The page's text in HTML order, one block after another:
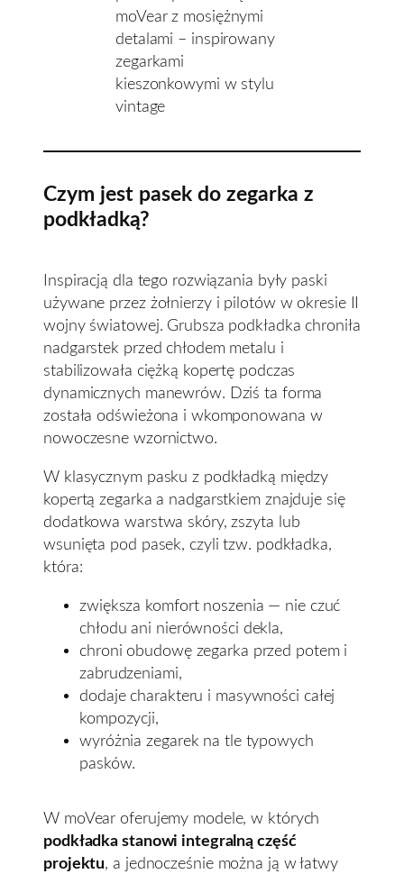
Czym jest pasek do zegarka z
podkładką?
Inspiracją dla tego rozwiązania były paski
używane przez żołnierzy i pilotów w okresie II
wojny światowej. Grubsza podkładka chroniła
nadgarstek przed chłodem metalu i
stabilizowała ciężką kopertę podczas
dynamicznych manewrów. Dziś ta forma
została odświeżona i wkomponowana w
nowoczesne wzornictwo.
W klasycznym pasku z podkładką między
kopertą zegarka a nadgarstkiem znajduje się
dodatkowa warstwa skóry, zszyta lub
wsunięta pod pasek, czyli tzw. podkładka,
która:
zwiększa komfort noszenia — nie czuć
chłodu ani nierówności dekla,
chroni obudowę zegarka przed potem i
zabrudzeniami,
dodaje charakteru i masywności całej
kompozycji,
wyróżnia zegarek na tle typowych
pasków.
W moVear oferujemy modele, w których
podkładka stanowi integralną część
projektu, a jednocześnie można ją w łatwy